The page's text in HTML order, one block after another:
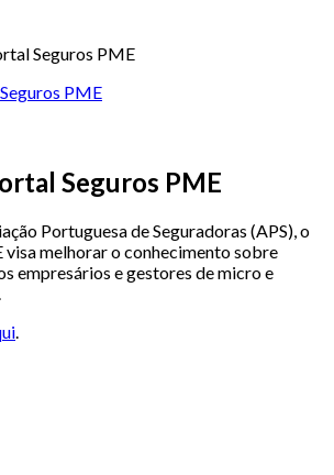
Seguros PME
Seguros PME
Portuguesa de Seguradoras (APS), o
visa melhorar o conhecimento sobre
empresários e gestores de micro e
.